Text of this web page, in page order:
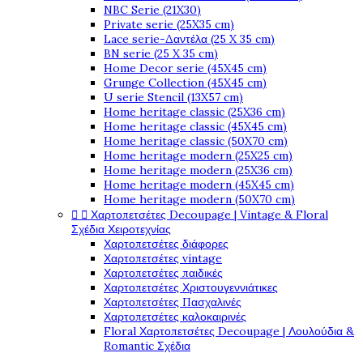
NBC Serie (21X30)
Private serie (25X35 cm)
Lace serie-Δαντέλα (25 X 35 cm)
BN serie (25 X 35 cm)
Home Decor serie (45X45 cm)
Grunge Collection (45X45 cm)
U serie Stencil (13X57 cm)
Home heritage classic (25X36 cm)
Home heritage classic (45X45 cm)
Home heritage classic (50X70 cm)
Home heritage modern (25X25 cm)
Home heritage modern (25X36 cm)
Home heritage modern (45X45 cm)
Home heritage modern (50X70 cm)
  Χαρτοπετσέτες Decoupage | Vintage & Floral
Σχέδια Χειροτεχνίας
Χαρτοπετσέτες διάφορες
Χαρτοπετσέτες vintage
Χαρτοπετσέτες παιδικές
Χαρτοπετσέτες Χριστουγεννιάτικες
Χαρτοπετσέτες Πασχαλινές
Χαρτοπετσέτες καλοκαιρινές
Floral Χαρτοπετσέτες Decoupage | Λουλούδια &
Romantic Σχέδια